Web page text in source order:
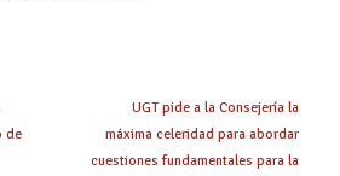
de
UGT pide a la Consejería la
máxima celeridad para abordar
cuestiones fundamentales para la